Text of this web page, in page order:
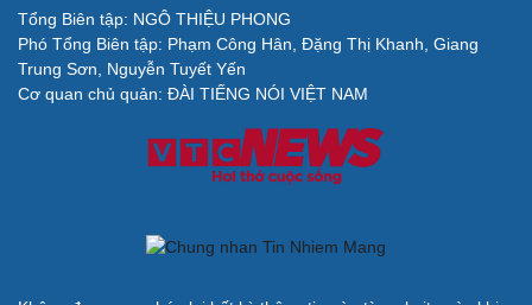
Tổng Biên tập: NGÔ THIỆU PHONG
Phó Tổng Biên tập: Phạm Công Hân, Đặng Thị Khanh, Giang
Trung Sơn, Nguyễn Tuyết Yến
Cơ quan chủ quản: ĐÀI TIẾNG NÓI VIỆT NAM